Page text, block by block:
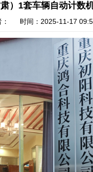
）1套车辆自动计数
： 时间：2025-11-17